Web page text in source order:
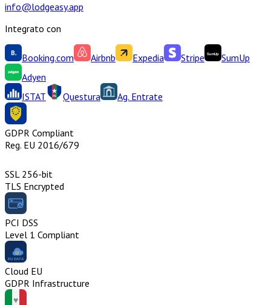
info@lodgeasy.app
Integrato con
Booking.com Airbnb Expedia Stripe
SumUp
Adyen
ISTAT
Questura Ag. Entrate
GDPR Compliant
Reg. EU 2016/679
SSL 256-bit
TLS Encrypted
PCI DSS
Level 1 Compliant
Cloud EU
GDPR Infrastructure